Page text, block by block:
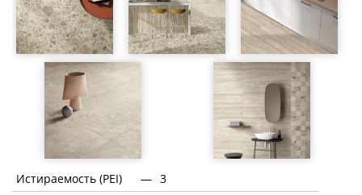
Истираемость (PEI) — 3